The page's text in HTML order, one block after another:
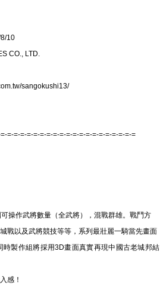
10
CO., LTD.
sangokushi13/
=-=-=-=-=-=-=-=-=-=-=-=-=-=-=-=-=-=-=-=
操作武將數量（全武將），混戰群雄。戰鬥方
戰以及武將競技等等，系列最壯麗一騎當先畫面
時製作組將採用3D畫面真實再現中國古老城邦結
感！